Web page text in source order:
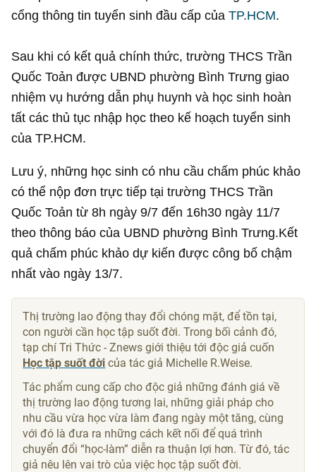
cổng thông tin tuyển sinh đầu cấp củaTP.HCM.
Sau khi có kết quả chính thức, trường THCS Trần
Quốc Toản được UBND phường Bình Trưng giao
nhiệm vụ hướng dẫn phụ huynh và học sinh hoàn
tất các thủ tục nhập học theo kế hoạch tuyển sinh
của TP.HCM.
Lưu ý, những học sinh có nhu cầu chấm phúc khảo
có thể nộp đơn trực tiếp tại trường THCS Trần
Quốc Toản từ 8h ngày 9/7 đến 16h30 ngày 11/7
theo thông báo của UBND phường Bình Trưng.Kết
quả chấm phúc khảo dự kiến được công bố chậm
nhất vào ngày 13/7.
Thị trường lao động thay đổi chóng mặt, để tồn tại,
con người cần học tập suốt đời. Trong bối cảnh đó,
tạp chí Tri Thức - Znews giới thiệu tới độc giả cuốn
Học tập suốt đời của tác giả Michelle R.Weise.
Tác phẩm cung cấp cho độc giả những đánh giá về
thị trường lao động tương lai, những giải pháp cho
nhu cầu vừa học vừa làm đang ngày một tăng, cùng
với đó là đưa ra những cách kết nối để quá trình
chuyển đổi “học-làm” diễn ra thuận lợi hơn. Từ đó, tác
giả nêu lên vai trò của việc học tập suốt đời.